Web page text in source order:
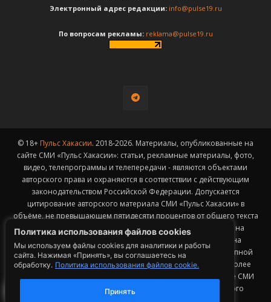
Политика использования файлов cookies
Мы используем файлы cookies для аналитики и работы
сайта. Нажимая «Принять», вы соглашаетесь на
обработку. Политика использования файлов cookie.
Принять
Электронный адрес редакции: info@pulse19.ru
По вопросам рекламы: reklama@pulse19.ru
© 18+ Пульс Хакасии. 2018-2026. Материалы, опубликованные на
сайте СМИ «Пульс Хакасии»: статьи, рекламные материалы, фото,
видео, телепрограммы и телепередачи - являются объектами
авторского права и охраняются в соответствии с действующим
законодательством Российской Федерации. Допускается
цитирование авторского материала СМИ «Пульс Хакасии» в
объёме, не превышающем пятидесяти процентов от общего текста
публикации с обязательным размещением гиперссылки на
страницу заимствования материала. Гиперссылка должна
размещаться в тексте цитируемого материала и быть доступной
для индексации поисковыми системами. Заимствование более
50% общего объема материала, опубликованного на сайте СМИ
«Пульс Хакасии», возможно исключительно с письменного